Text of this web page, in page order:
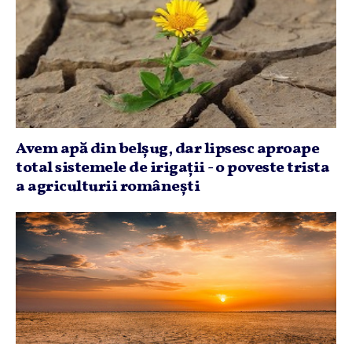
Avem apă din belşug, dar lipsesc aproape
total sistemele de irigaţii - o poveste trista
a agriculturii româneşti